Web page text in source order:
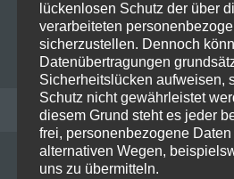
RECENT POSTS
lückenlosen Schutz der über
verarbeiteten
sicherzustellen. Dennoch
Datenübertragungen
Sicherheitslücken aufweisen,
Schutz nicht gewährleistet
diesem Grund steht es jeder
frei, personenbezogene
alternativen Wegen,
uns zu übermitteln.